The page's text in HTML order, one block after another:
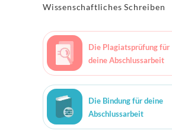
Wissenschaftliches Schreiben
Die Plagiatsprüfung für
deine Abschlussarbeit
Die Bindung für deine
Abschlussarbeit